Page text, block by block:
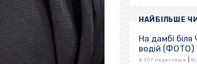
НАЙБІЛЬШЕ
На дамбі
водій (ФОТО)
8 307 переглядів